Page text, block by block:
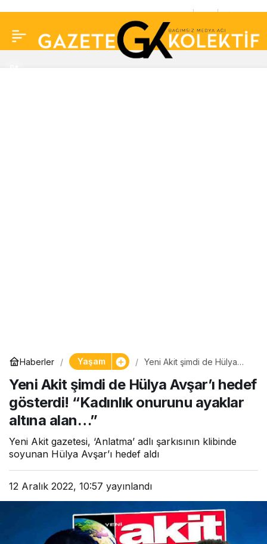
Haberler Yaşam
Yeni Akit şimdi de Hülya
“Kadınlık onurunu ayaklar
altına alan…”
Yeni Akit şimdi de Hülya Avşar’ı hedef
gösterdi! “Kadınlık onurunu ayaklar
altına alan…”
Yeni Akit gazetesi, ‘Anlatma’ adlı şarkısının klibinde
soyunan Hülya Avşar’ı hedef aldı
12 Aralık 2022, 10:57 yayınlandı
üzerinden istismarı